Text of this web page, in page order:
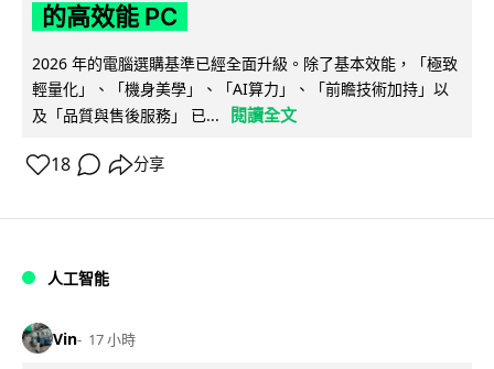
的高效能 PC
2026 年的電腦選購基準已經全面升級。除了基本效能，「極致
輕量化」、「機身美學」、「AI算力」、「前瞻技術加持」以
及「品質與售後服務」 已...
閱讀全文
18 分享
人工智能
Vin 17 小時